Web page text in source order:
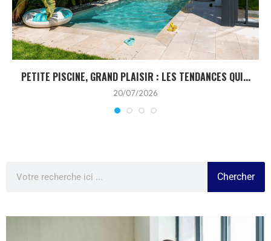
PETITE PISCINE, GRAND PLAISIR : LES TENDANCES QUI...
20/07/2026
Chercher